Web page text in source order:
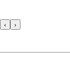
‹ ›